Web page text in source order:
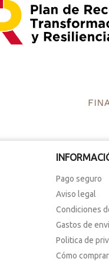
Pago seguro
Aviso legal
Condiciones
Gastos de
Politica de
Cómo comprar